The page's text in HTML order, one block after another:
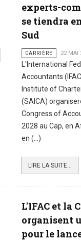
experts-
se tiendra
Sud
CARRIÈRE 22 MAI
L'International
Accountants
Institute of
(SAICA)
Congress of
2028 au Cap, en
en (...)
LIRE LA SUITE...
L'IFAC et la
organisent
pour le